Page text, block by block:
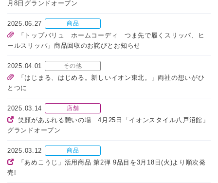
月8日グランドオープン
2025.06.27 商品
「トップバリュ ホームコーディ つま先で履くスリッパ、ヒ
ールスリッパ」商品回収のお詫びとお知らせ
2025.04.01 その他
「はじまる、はじめる。新しいイオン東北。」両社の想いがひ
とつに
2025.03.14 店舗
笑顔があふれる憩いの場 4月25日「イオンスタイル八戸沼館」
グランドオープン
2025.03.12 商品
「あめこうじ」活用商品 第2弾 9品目を3月18日(火)より順次発
売!